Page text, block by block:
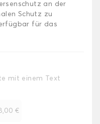
an der
Schutz zu
für das
mit einem Text
€